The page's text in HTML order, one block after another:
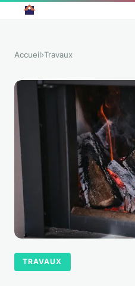
Accueil›Travaux
TRAVAUX